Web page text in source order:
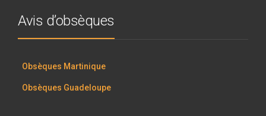
Avis d’obsèques
Obsèques Martinique
Obsèques Guadeloupe